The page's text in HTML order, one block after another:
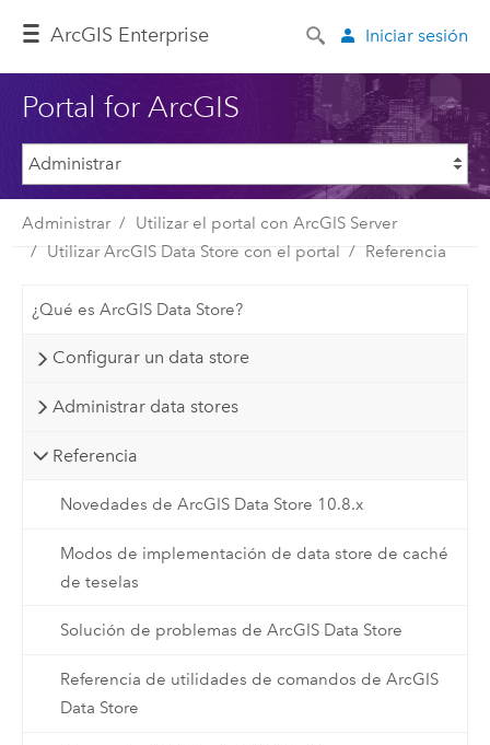
ArcGIS Enterprise Iniciar sesión
Portal for ArcGIS
Administrar
Utilizar el portal con ArcGIS Server
Utilizar ArcGIS Data Store con el portal
Referencia
¿Qué es ArcGIS Data Store?
Configurar un data store
Administrar data stores
Referencia
Novedades de ArcGIS Data Store 10.8.x
Modos de implementación de data store de caché
de teselas
Solución de problemas de ArcGIS Data Store
Referencia de utilidades de comandos de ArcGIS
Data Store